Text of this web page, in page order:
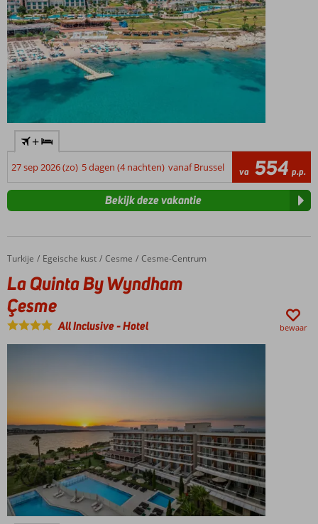
adembenemende omgeving.
+
27 sep 2026 (zo) 5 dagen (4 nachten) vanaf Brussel va 554 p.p.
Bekijk deze vakantie
Home
Turkije Egeische kust Cesme Cesme-Centrum
La Quinta By Wyndham Çesme
La Quinta By Wyndham
Çesme
All Inclusive-Hotel bewaar